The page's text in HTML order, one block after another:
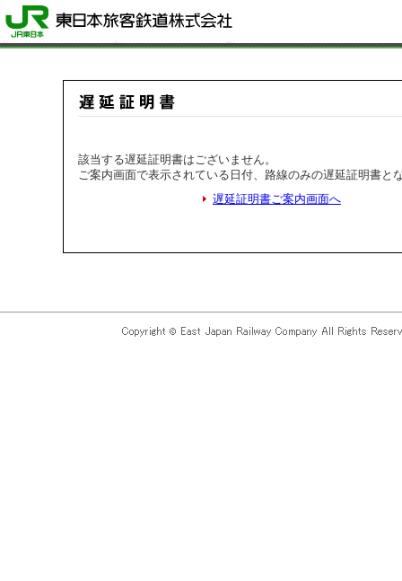
該当する遅延証明書はございません。
ご案内画面で表示されている日付、路線のみの遅延証明書と
遅延証明書ご案内画面へ